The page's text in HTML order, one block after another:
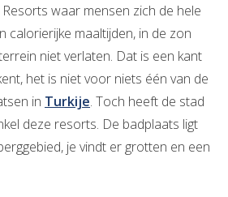
waar mensen zich de hele
calorierijke maaltijden, in de zon
niet verlaten. Dat is een kant
het is niet voor niets één van de
in Turkije. Toch heeft de stad
deze resorts. De badplaats ligt
je vindt er grotten en een